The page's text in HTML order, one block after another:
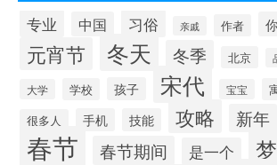
专业 中国 习俗 亲戚 作者
元宵节 冬天 冬季 北京
大学 学校 孩子 宋代 宝宝
很多人 手机 技能 攻略 新年
春节 春节期间 是一个